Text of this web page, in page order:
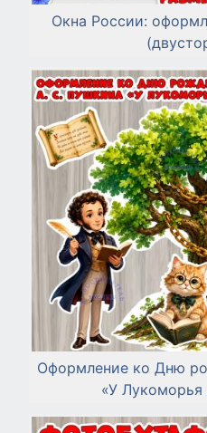
Окна России:
Оформление ко Дню
«У Лукоморья